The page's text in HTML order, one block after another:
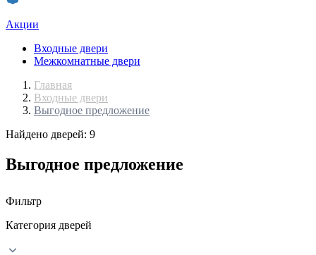
Акции
Входные двери
Межкомнатные двери
Главная
Входные двери
Выгодное предложение
Найдено дверей: 9
Выгодное предложение
Фильтр
Категория дверей